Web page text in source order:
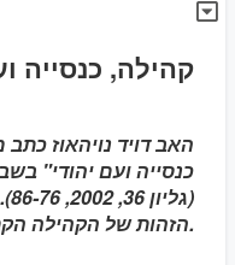
קהילה, כנסייה
האב דויד נויהאוז
כנסייה ועם יהודי"
הזהות של הקהילה הקתולית הדוברת עברית בישראל.